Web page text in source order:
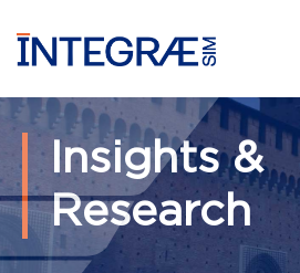
Insights &
Research